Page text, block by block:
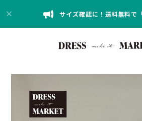
サイズ確認に！送料無料で